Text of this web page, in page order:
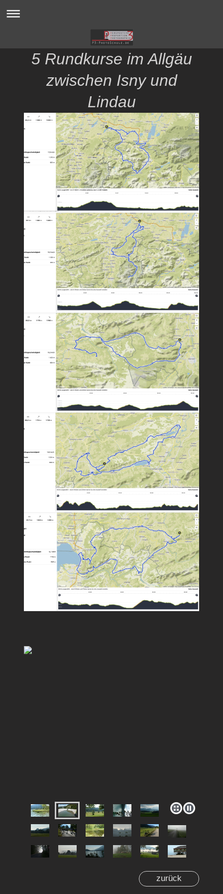
5 Rundkurse im Allgäu
zwischen Isny und
Lindau
zurück